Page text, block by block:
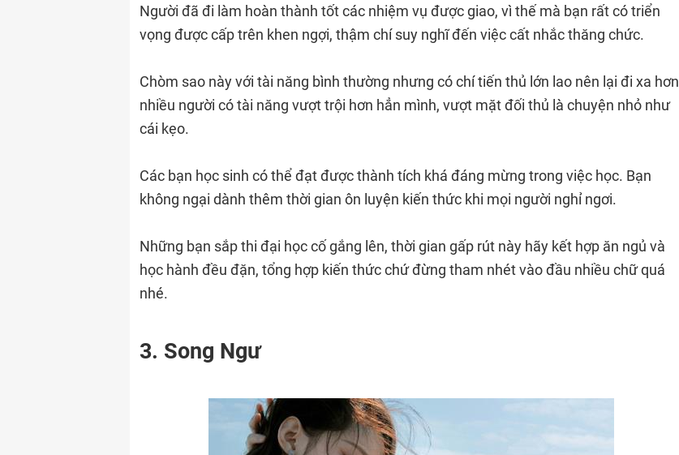
Người đã đi làm hoàn thành tốt các nhiệm vụ được giao, vì thế mà bạn rất có triển
vọng được cấp trên khen ngợi, thậm chí suy nghĩ đến việc cất nhắc thăng chức.
Chòm sao này với tài năng bình thường nhưng có chí tiến thủ lớn lao nên lại đi xa hơn
nhiều người có tài năng vượt trội hơn hẳn mình, vượt mặt đối thủ là chuyện nhỏ như
cái kẹo.
Các bạn học sinh có thể đạt được thành tích khá đáng mừng trong việc học. Bạn
không ngại dành thêm thời gian ôn luyện kiến thức khi mọi người nghỉ ngơi.
Những bạn sắp thi đại học cố gắng lên, thời gian gấp rút này hãy kết hợp ăn ngủ và
học hành đều đặn, tổng hợp kiến thức chứ đừng tham nhét vào đầu nhiều chữ quá
nhé.
3. Song Ngư